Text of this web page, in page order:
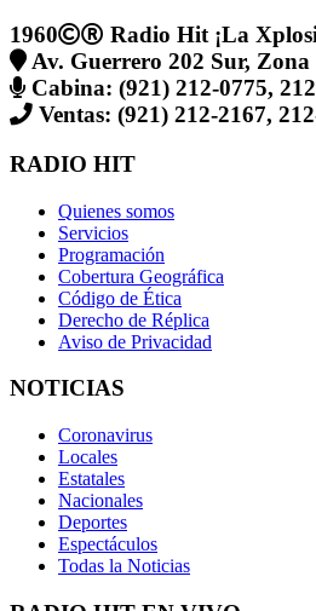
1960
Radio Hit ¡La
Av. Guerrero 202 Sur, Zona
Cabina: (921) 212-0775,
Ventas: (921) 212-2167,
RADIO HIT
Quienes somos
Servicios
Programación
Cobertura Geográfica
Código de Ética
Derecho de Réplica
Aviso de Privacidad
NOTICIAS
Coronavirus
Locales
Estatales
Nacionales
Deportes
Espectáculos
Todas la Noticias